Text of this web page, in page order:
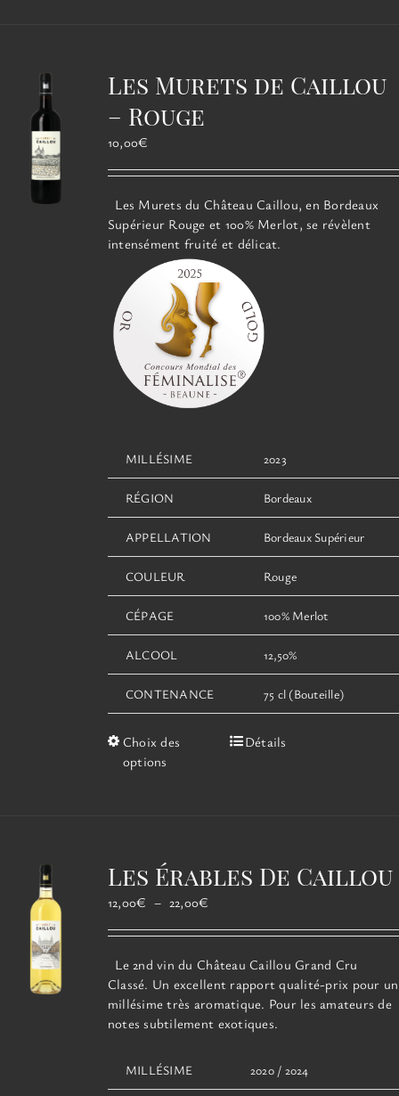
peuvent
la
du
produit
Les Murets de Caillou
– Rouge
10,00€
Les Murets du Château Caillou, en Bordeaux
Supérieur Rouge et 100% Merlot, se révèlent
intensément fruité et délicat.
MILLÉSIME 2023
RÉGION Bordeaux
APPELLATION Bordeaux Supérieur
COULEUR Rouge
CÉPAGE 100% Merlot
ALCOOL 12,50%
CONTENANCE 75 cl (Bouteille)
Choix des
options
Ce
peuvent
sur
du
produit
Détails
Les Érables De Caillou
12,00€ – 22,00€
prix :
12,00€
à
22,00€
Le 2nd vin du Château Caillou Grand Cru
Classé. Un excellent rapport qualité-prix pour un
millésime très aromatique. Pour les amateurs de
notes subtilement exotiques.
MILLÉSIME 2020 / 2024